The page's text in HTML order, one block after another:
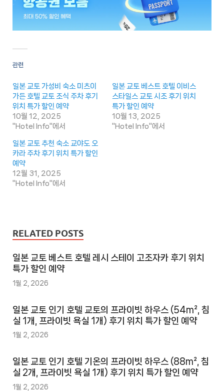
관련
일본 교토 가성비 숙소 미츠이
가든 호텔 교토 조식 주차 후기
위치 특가 할인 예약
10월 12, 2025
"Hotel Info"에서
일본 교토 베스트 호텔 이비스
스타일스 교토 시조 후기 위치
특가 할인 예약
10월 13, 2025
"Hotel Info"에서
일본 교토 추천 숙소 교야도 오
카라 주차 후기 위치 특가 할인
예약
12월 31, 2025
"Hotel Info"에서
RELATED POSTS
일본 교토 베스트 호텔 레시 스테이 고조자카 후기 위치
특가 할인 예약
1월 2, 2026
일본 교토 인기 호텔 교토의 프라이빗 하우스 (54m², 침
실 1개, 프라이빗 욕실 1개) 후기 위치 특가 할인 예약
1월 2, 2026
일본 교토 인기 호텔 기온의 프라이빗 하우스 (88m², 침
실 2개, 프라이빗 욕실 1개) 후기 위치 특가 할인 예약
1월 2, 2026